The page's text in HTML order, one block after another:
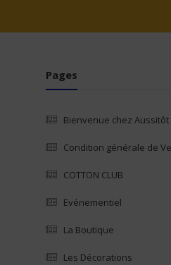
Pages
Bienvenue chez Aussitôt
Condition générale de
COTTON CLUB
Evénementiel
La Boutique
Les Décorations